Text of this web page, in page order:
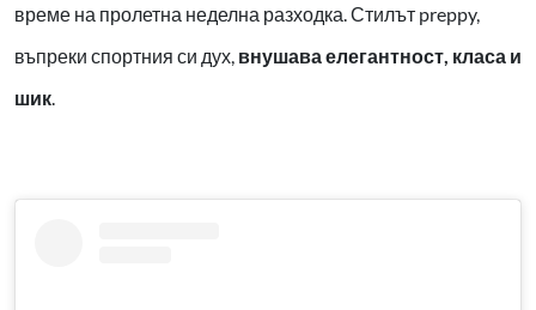
време на пролетна неделна разходка. Стилът preppy,
въпреки спортния си дух, внушава елегантност, класа и
шик